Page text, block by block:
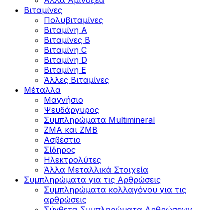
Βιταμίνες
Πολυβιταμίνες
Βιταμίνη Α
Βιταμίνες Β
Βιταμίνη C
Βιταμίνη D
Βιταμίνη Ε
Άλλες Βιταμίνες
Μέταλλα
Μαγνήσιο
Ψευδάργυρος
Συμπληρώματα Multimineral
ZMA και ZMB
Ασβέστιο
Σίδηρος
Ηλεκτρολύτες
Άλλα Mεταλλικά Στοιχεία
Συμπληρώματα για τις Αρθρώσεις
Συμπληρώματα κολλαγόνου για τις
αρθρώσεις